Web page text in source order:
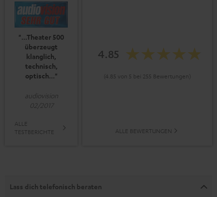
"...Theater 500
überzeugt
klanglich,
technisch,
optisch..."
audiovision
02/2017
ALLE
TESTBERICHTE
4.85
(4.85 von 5 bei 255 Bewertungen)
ALLE BEWERTUNGEN
Lass dich telefonisch beraten